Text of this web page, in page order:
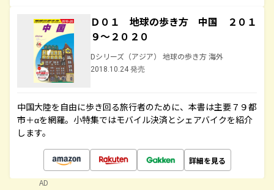
Ｄ０１ 地球の歩き方 中国 ２０１
９～２０２０
Dシリーズ（アジア） 地球の歩き方 海外
2018.10.24 発売
中国大陸を自由に歩き回る旅行者のために、本書は主要７９都
市＋αを網羅。小特集ではモバイル決済とシェアバイクを紹介
します。
詳細を見る
AD